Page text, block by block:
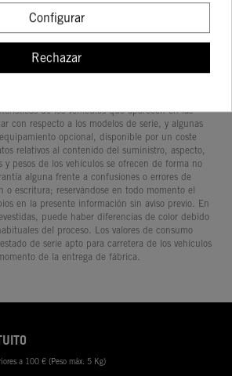
de los vehículos que aparecen en las
con respecto a los modelos de serie, y algunas
opcional, disponible por un coste
relativos al contenido del suministro, aspecto,
y pesos de los vehículos se ofrecen de forma no
alguna frente a confusiones o errores de
o escritura; reservándose en todo momento el
en la presente información sin aviso previo. En
puede haber diferencias de color debido
del proceso. Los valores de consumo
de serie apto para carretera de los vehículos
de la entrega de fábrica.
a 100 € (Peso máx. 5 Kg)
Configurar
Rechazar